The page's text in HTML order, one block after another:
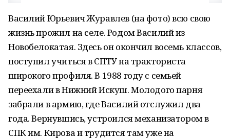
Василий Юрьевич Журавлев (на фото) всю свою
жизнь прожил на селе. Родом Василий из
Новобелокатая. Здесь он окончил восемь классов,
поступил учиться в СПТУ на тракториста
широкого профиля. В 1988 году с семьей
переехали в Нижний Искуш. Молодого парня
забрали в армию, где Василий отслужил два
года. Вернувшись, устроился механизатором в
СПК им. Кирова и трудится там уже на